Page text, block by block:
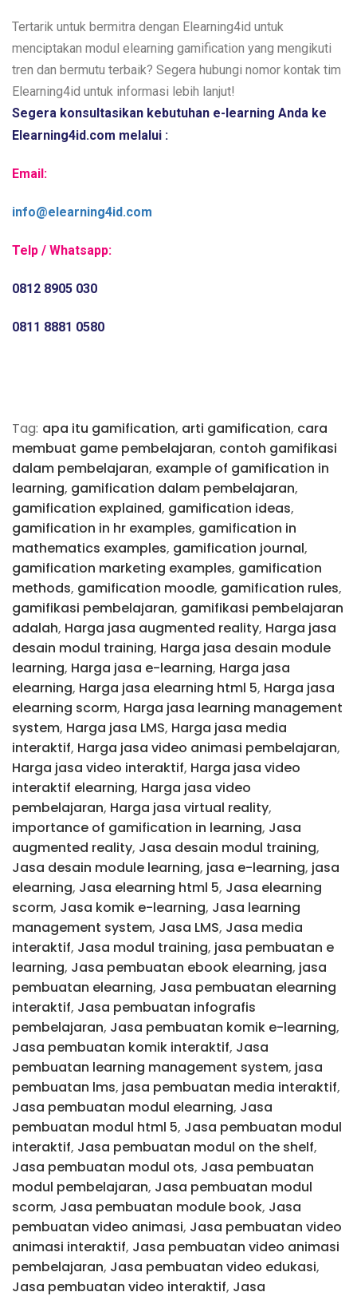
Tertarik untuk bermitra dengan Elearning4id untuk
menciptakan modul elearning gamification yang mengikuti
tren dan bermutu terbaik? Segera hubungi nomor kontak tim
Elearning4id untuk informasi lebih lanjut!
Segera konsultasikan kebutuhan e-learning Anda ke
Elearning4id.com melalui :
Email:
info@elearning4id.com
Telp / Whatsapp:
0812 8905 030
0811 8881 0580
Tag: apa itu gamification, arti gamification, cara
membuat game pembelajaran, contoh gamifikasi
dalam pembelajaran, example of gamification in
learning, gamification dalam pembelajaran,
gamification explained, gamification ideas,
gamification in hr examples, gamification in
mathematics examples, gamification journal,
gamification marketing examples, gamification
methods, gamification moodle, gamification rules,
gamifikasi pembelajaran, gamifikasi pembelajaran
adalah, Harga jasa augmented reality, Harga jasa
desain modul training, Harga jasa desain module
learning, Harga jasa e-learning, Harga jasa
elearning, Harga jasa elearning html 5, Harga jasa
elearning scorm, Harga jasa learning management
system, Harga jasa LMS, Harga jasa media
interaktif, Harga jasa video animasi pembelajaran,
Harga jasa video interaktif, Harga jasa video
interaktif elearning, Harga jasa video
pembelajaran, Harga jasa virtual reality,
importance of gamification in learning, Jasa
augmented reality, Jasa desain modul training,
Jasa desain module learning, jasa e-learning, jasa
elearning, Jasa elearning html 5, Jasa elearning
scorm, Jasa komik e-learning, Jasa learning
management system, Jasa LMS, Jasa media
interaktif, Jasa modul training, jasa pembuatan e
learning, Jasa pembuatan ebook elearning, jasa
pembuatan elearning, Jasa pembuatan elearning
interaktif, Jasa pembuatan infografis
pembelajaran, Jasa pembuatan komik e-learning,
Jasa pembuatan komik interaktif, Jasa
pembuatan learning management system, jasa
pembuatan lms, jasa pembuatan media interaktif,
Jasa pembuatan modul elearning, Jasa
pembuatan modul html 5, Jasa pembuatan modul
interaktif, Jasa pembuatan modul on the shelf,
Jasa pembuatan modul ots, Jasa pembuatan
modul pembelajaran, Jasa pembuatan modul
scorm, Jasa pembuatan module book, Jasa
pembuatan video animasi, Jasa pembuatan video
animasi interaktif, Jasa pembuatan video animasi
pembelajaran, Jasa pembuatan video edukasi,
Jasa pembuatan video interaktif, Jasa